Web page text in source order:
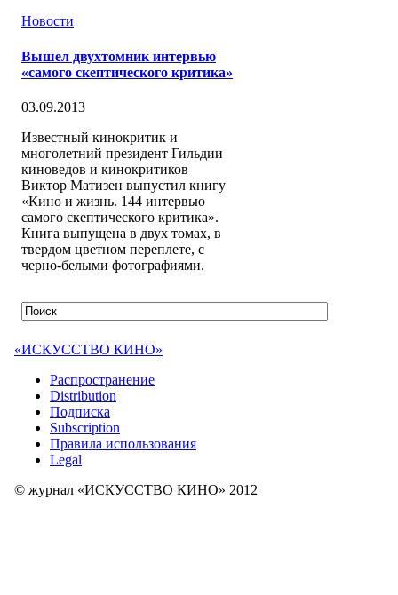
Новости
Вышел двухтомник интервью
«самого скептического критика»
03.09.2013
Известный кинокритик и
многолетний президент Гильдии
киноведов и кинокритиков
Виктор Матизен выпустил книгу
«Кино и жизнь. 144 интервью
самого скептического критика».
Книга выпущена в двух томах, в
твердом цветном переплете, с
черно-белыми фотографиями.
«ИСКУССТВО КИНО»
Распространение
Distribution
Подписка
Subscription
Правила использования
Legal
© журнал «ИСКУССТВО КИНО» 2012